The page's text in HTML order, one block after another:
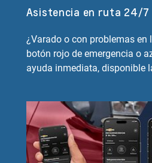
Asistencia en ruta 24/7
¿Varado o con problemas en
botón rojo de emergencia o
ayuda inmediata, disponible